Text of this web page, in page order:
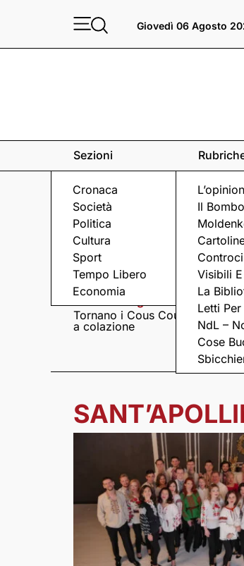
Giovedì 06 Agosto
Sezioni
Cronaca
Società
Politica
Cultura
Sport
Tempo Libero
Economia
Il
Visibili
La
Letti Per
NdL –
Cose
Eventi a Ravenna e dintorni
Tornano i Cous Cous
a colazione
Visita
Pieve
San